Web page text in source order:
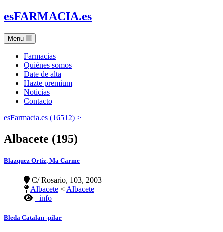
esFARMACIA.es
Menu
Farmacias
Quiénes somos
Date de alta
Hazte premium
Noticias
Contacto
esFarmacia.es (16512) >
Albacete (195)
Blazquez Ortiz, Ma Carme
C/ Rosario, 103, 2003
Albacete < Albacete
+info
Bleda Catalan -pilar